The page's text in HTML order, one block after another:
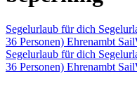
Segelurlaub für dich
36 Personen) Ehrenambt
Segelurlaub für dich
36 Personen) Ehrenambt